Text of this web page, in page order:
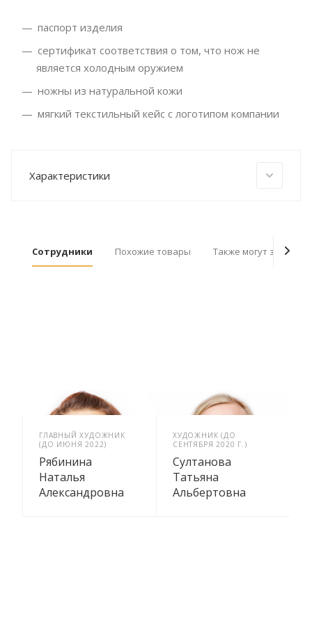
паспорт изделия
сертификат соответствия о том, что нож не
является холодным оружием
ножны из натуральной кожи
мягкий текстильный кейс с логотипом компании
Характеристики
Сотрудники Похожие товары Также могут
ГЛАВНЫЙ ХУДОЖНИК
(ДО ИЮНЯ 2022)
Рябинина
Наталья
Александровна
ХУДОЖНИК (ДО
СЕНТЯБРЯ 2020 Г.)
Султанова
Татьяна
Альбертовна